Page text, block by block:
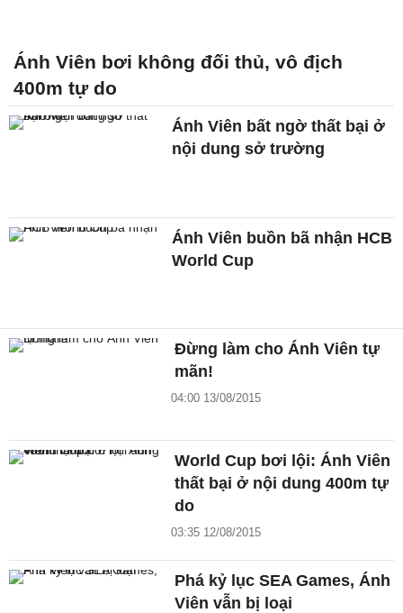
Ánh Viên bơi không đối thủ, vô địch
400m tự do
Ánh Viên bất ngờ thất bại ở
nội dung sở trường
Ánh Viên buồn bã nhận HCB
World Cup
Đừng làm cho Ánh Viên tự
mãn!
04:00 13/08/2015
World Cup bơi lội: Ánh Viên
thất bại ở nội dung 400m tự
do
03:35 12/08/2015
Phá kỷ lục SEA Games, Ánh
Viên vẫn bị loại